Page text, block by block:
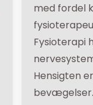
med fordel
Fysioterapi
Hensigten
bevægelser.